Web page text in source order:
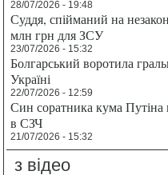
28/07/2026 - 19:48
Суддя, спійманий на
млн грн для ЗСУ
23/07/2026 - 15:32
Болгарський воротила
Україні
22/07/2026 - 12:59
Син соратника кума Путіна
в СЗЧ
21/07/2026 - 15:32
з відео